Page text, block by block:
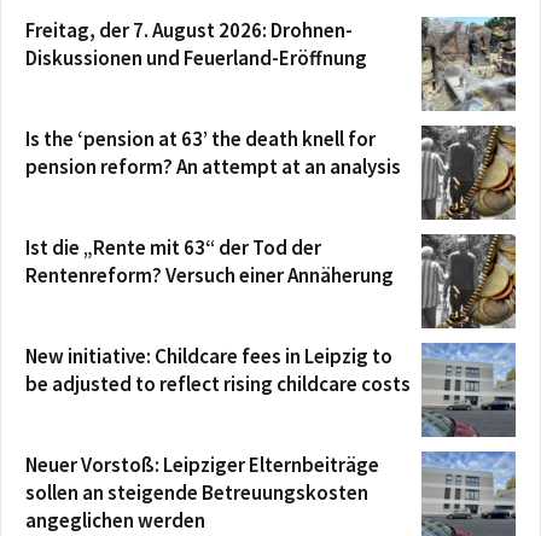
Freitag, der 7. August 2026: Drohnen-
Diskussionen und Feuerland-Eröffnung
Is the ‘pension at 63’ the death knell for
pension reform? An attempt at an analysis
Ist die „Rente mit 63“ der Tod der
Rentenreform? Versuch einer Annäherung
New initiative: Childcare fees in Leipzig to
be adjusted to reflect rising childcare costs
Neuer Vorstoß: Leipziger Elternbeiträge
sollen an steigende Betreuungskosten
angeglichen werden